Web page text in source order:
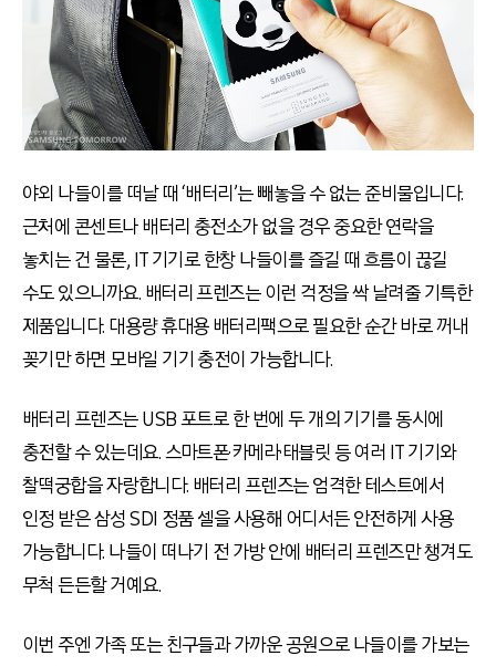
야외 나들이를 떠날 때 ‘배터리’는 빼놓을 수 없는 준비물입니다.
근처에 콘센트나 배터리 충전소가 없을 경우 중요한 연락을
놓치는 건 물론, IT 기기로 한창 나들이를 즐길 때 흐름이 끊길
수도 있으니까요. 배터리 프렌즈는 이런 걱정을 싹 날려줄 기특한
제품입니다. 대용량 휴대용 배터리팩으로 필요한 순간 바로 꺼내
꽂기만 하면 모바일 기기 충전이 가능합니다.
배터리 프렌즈는 USB 포트로 한 번에 두 개의 기기를 동시에
충전할 수 있는데요. 스마트폰·카메라·태블릿 등 여러 IT 기기와
찰떡궁합을 자랑합니다. 배터리 프렌즈는 엄격한 테스트에서
인정 받은 삼성 SDI 정품 셀을 사용해 어디서든 안전하게 사용
가능합니다. 나들이 떠나기 전 가방 안에 배터리 프렌즈만 챙겨도
무척 든든할 거예요.
이번 주엔 가족 또는 친구들과 가까운 공원으로 나들이를 가보는